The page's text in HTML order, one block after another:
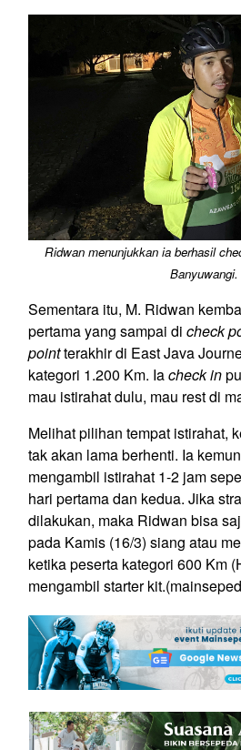
Ridwan menunjukkan ia berhasil
Banyuwangi.
Sementara itu, M. Ridwan
pertama yang sampai di check
pointterakhir di East Java
kategori 1.200 Km. Iacheck in
mau istirahat dulu, mau rest di
Melihat pilihan tempat istirahat,
tak akan lama berhenti. Ia
mengambil istirahat 1-2 jam
hari pertama dan kedua. Jika
dilakukan, maka Ridwan bisa
pada Kamis (16/3) siang atau
ketika peserta kategori 600 Km
mengambil starter